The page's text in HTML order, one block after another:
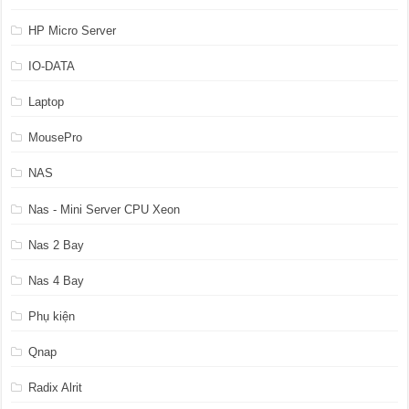
HP Micro Server
IO-DATA
Laptop
MousePro
NAS
Nas - Mini Server CPU Xeon
Nas 2 Bay
Nas 4 Bay
Phụ kiện
Qnap
Radix Alrit